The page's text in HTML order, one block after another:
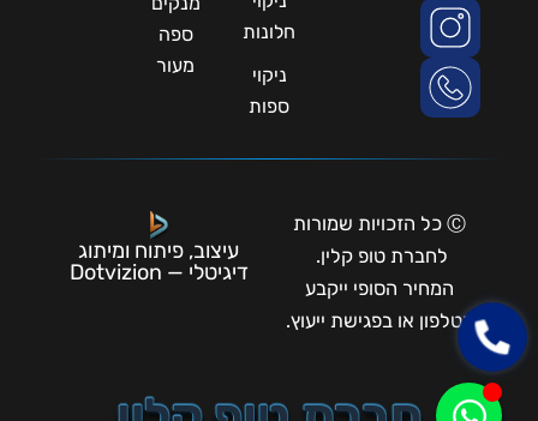
חלונות
ניקוי
ספות
ספה
מעור
Ⓒ כל הזכויות שמורות
לחברת טופ קלין.
המחיר הסופי ייקבע
בטלפון או בפגישת ייעוץ.
עיצוב, פיתוח ומיתוג
דיגיטלי — Dotvizion